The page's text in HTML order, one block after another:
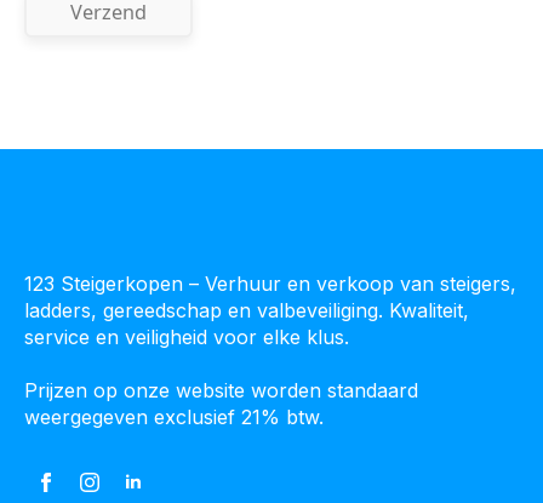
123 Steigerkopen – Verhuur en verkoop van steigers,
ladders, gereedschap en valbeveiliging. Kwaliteit,
service en veiligheid voor elke klus.
Prijzen op onze website worden standaard
weergegeven exclusief 21% btw.